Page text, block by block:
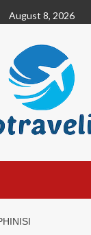
August 8, 2026